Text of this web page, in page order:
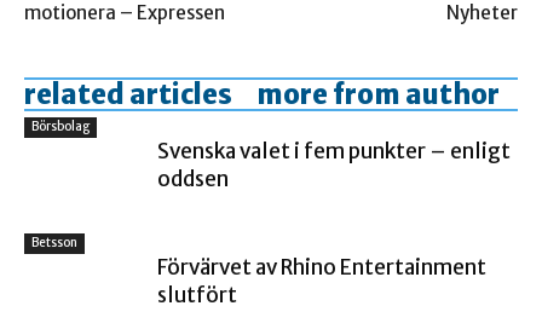
motionera – Expressen
Nyheter
related articles more from author
Börsbolag
Svenska valet i fem punkter – enligt
oddsen
Betsson
Förvärvet av Rhino Entertainment
slutfört